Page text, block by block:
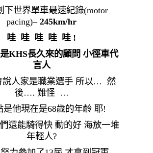
下世界單車最速紀錄(motor
pacing)–245km/hr
哇 哇 哇 哇 哇 !
KHS長久來的顧問 小徑車代
言人
說人家是職業選手 所以… 然
後…. 難怪 …
是他現在是68歲的年齡 耶!
還能騎得快 動的好 海放一堆
年輕人?